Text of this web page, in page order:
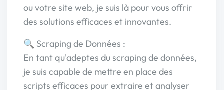
ou votre site web, je suis là pour vous offrir
des solutions efficaces et innovantes.
🔍 Scraping de Données :
En tant qu'adeptes du scraping de données,
je suis capable de mettre en place des
scripts efficaces pour extraire et analyser